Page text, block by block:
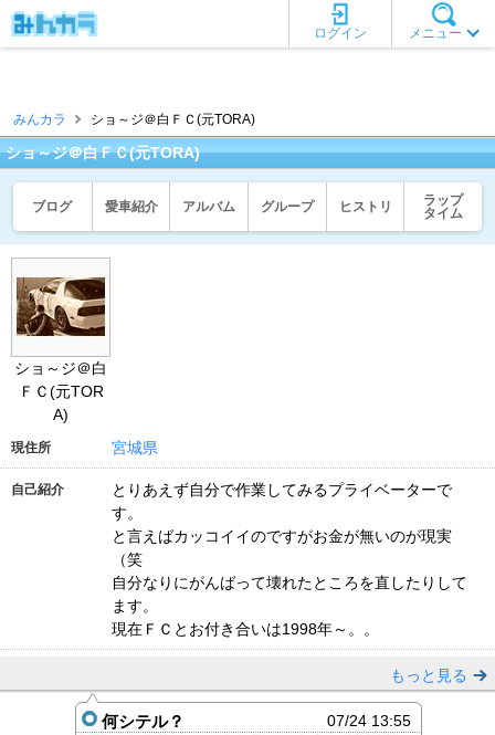
メニュー
ログイン
みんカラ ショ～ジ＠白ＦＣ(元TORA)
ショ～ジ＠白ＦＣ(元TORA)
ブログ 愛車紹介 アルバム グループ ヒストリ
ラップ
タイム
ショ～ジ＠白
ＦＣ(元TOR
A)
現住所 宮城県
自己紹介
とりあえず自分で作業してみるプライベーターで
す。
と言えばカッコイイのですがお金が無いのが現実
（笑
自分なりにがんばって壊れたところを直したりして
ます。
現在ＦＣとお付き合いは1998年～。。
もっと見る
何シテル？
07/24 13:55